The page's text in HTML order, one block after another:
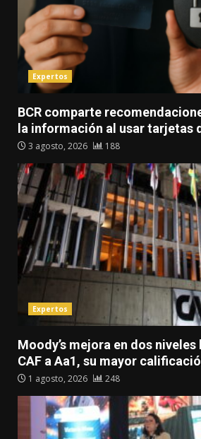
Expertos
BCR comparte
la información al usar tarjetas
3 agosto, 2026 188
Expertos
Moody’s mejora en dos
CAF a Aa1, su mayor
1 agosto, 2026 248